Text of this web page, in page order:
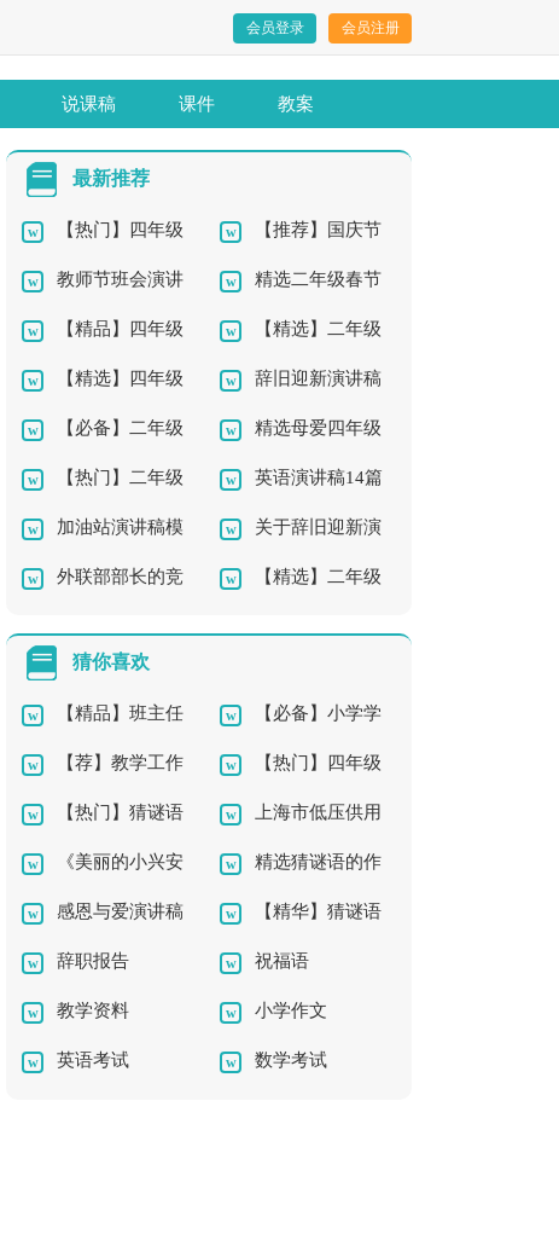
会员登录 会员注册
说课稿 课件 教案
最新推荐
【热门】四年级
的我作文300字四篇
【推荐】国庆节
四年级作文300字集锦
九篇
教师节班会演讲
稿
精选二年级春节
的作文锦集8篇
【精品】四年级
的老师的作文300字合
集八篇
【精选】二年级
中秋作文锦集6篇
【精选】四年级
成长的作文七篇
辞旧迎新演讲稿
集合五篇
【必备】二年级
作文300字集锦7篇
精选母爱四年级
作文集合七篇
【热门】二年级
我的作文4篇
英语演讲稿14篇
加油站演讲稿模
板合集8篇
关于辞旧迎新演
讲稿七篇
外联部部长的竞 【精选】二年级
猜你喜欢
【精品】班主任
工作总结汇编九篇
【必备】小学学
校校本教研工作计划3
篇
【荐】教学工作
计划
【热门】四年级
的作文300字锦集六篇
【热门】猜谜语
的作文300字集锦5篇
上海市低压供用
电合同
《美丽的小兴安
岭》教学反思
精选猜谜语的作
文汇总五篇
感恩与爱演讲稿
集锦八篇
【精华】猜谜语
的作文300字合集九篇
辞职报告 祝福语
教学资料 小学作文
英语考试 数学考试